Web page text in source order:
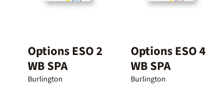
Options ESO 2
WB SPA
Burlington
Options ESO 4
WB SPA
Burlington